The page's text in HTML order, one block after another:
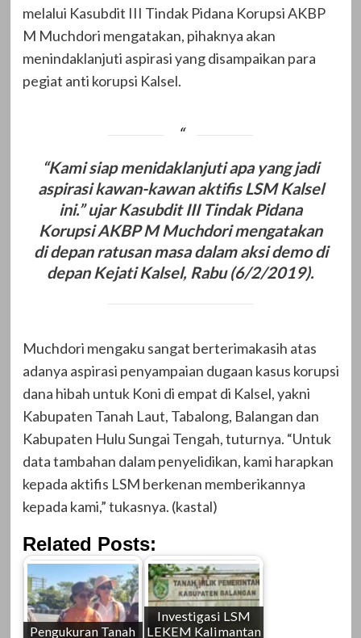
melalui Kasubdit III Tindak Pidana Korupsi AKBP
M Muchdori mengatakan, pihaknya akan
menindaklanjuti aspirasi yang disampaikan para
pegiat anti korupsi Kalsel.
“Kami siap menidaklanjuti apa yang jadi
aspirasi kawan-kawan aktifis LSM Kalsel
ini.” ujar Kasubdit III Tindak Pidana
Korupsi AKBP M Muchdori mengatakan
di depan ratusan masa dalam aksi demo di
depan Kejati Kalsel, Rabu (6/2/2019).
Muchdori mengaku sangat berterimakasih atas
adanya aspirasi penyampaian dugaan kasus korupsi
dana hibah untuk Koni di empat di Kalsel, yakni
Kabupaten Tanah Laut, Tabalong, Balangan dan
Kabupaten Hulu Sungai Tengah, tuturnya. “Untuk
data tambahan dalam penyelidikan, kami harapkan
kepada aktifis LSM berkenan memberikannya
kepada kami,” tukasnya. (kastal)
Related Posts:
Pengukuran Tanah
Investigasi LSM
LEKEM Kalimantan